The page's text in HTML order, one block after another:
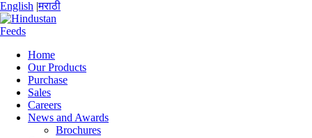
English |मराठी
Home
Our Products
Purchase
Sales
Careers
News and Awards
Brochures
Home
Anjan Bhattacharjee
ANJAN_BHATTACHARJEE_CV new-converted-1
ANJAN_BHATTACHARJEE_CV new-